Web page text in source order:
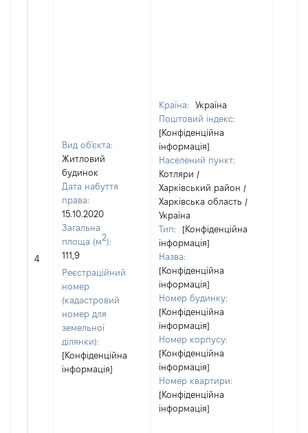
4
Вид об'єкта:
Житловий
будинок
Дата набуття
права:
15.10.2020
Загальна
площа (м2):
111,9
Реєстраційний
номер
(кадастровий
номер для
земельної
ділянки):
[Конфіденційна
інформація]
Країна:
Україна
Поштовий індекс:
[Конфіденційна
інформація]
Населений пункт:
Котляри /
Харківський район /
Харківська область /
Україна
Тип:
[Конфіденційна
інформація]
Назва:
[Конфіденційна
інформація]
Номер будинку:
[Конфіденційна
інформація]
Номер корпусу:
[Конфіденційна
інформація]
Номер квартири:
[Конфіденційна
інформація]